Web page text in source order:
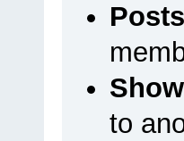
Posts
to